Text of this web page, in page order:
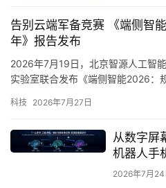
专
栏
专
Supersonic吹风机手感更轻便
牲干发速度。不止于此，V9
美发造型器，也因无需过高温
一次刷新了人们对美发造型器
告别云端军备竞赛 《端侧智
年》报告发布
2026年7月19日，北京智源人工智
实验室联合发布《端侧智能2026：
结构性跃迁，2026年已成为…
科技 2026年7月27日
从数字屏
机器人手
身交互新
2026年7月24